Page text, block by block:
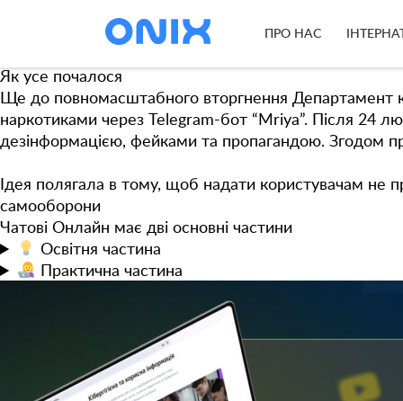
ПРО НАС
Чатові Онлайн— платформа, яка допомагає
Як усе почалося
Ще до повномасштабного вторгнення Департамент
наркотиками через Telegram-бот “Mriya”. Після 24
дезінформацією, фейками та пропагандою. Згодом
Ідея полягала в тому, щоб надати користувачам не
самооборони
Чатові Онлайн має дві основні частини
Освітня частина
Практична частина